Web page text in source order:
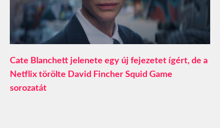
Cate Blanchett jelenete egy új fejezetet ígért, de a
Netflix törölte David Fincher Squid Game
sorozatát